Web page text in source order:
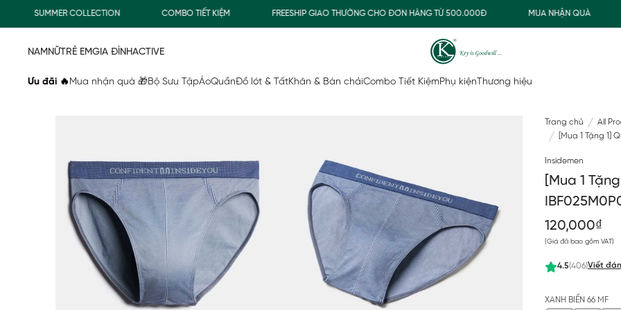
SUMMER COLLECTION COMBO TIẾT KIỆM FREESHIP GIAO THƯỜNG CHO ĐƠN HÀNG TỪ 500.000Đ MUA NHẬN QUÀ
NAMNỮTRẺ EMGIA ĐÌNHACTIVE
Ưu đãi 🔥 Mua nhận quà 🎁Bộ Sưu TậpÁoQuầnĐồ lót & TấtKhăn & Bàn chảiCombo Tiết KiệmPhụ kiện Thương hiệu
Trang chủ
All
[Mua 1 Tặng 1]
Insidemen
[Mua 1
120,000₫
(Giá đã bao gồm VAT)
4.5(406)Viết
XANH BIỂN 66 MF